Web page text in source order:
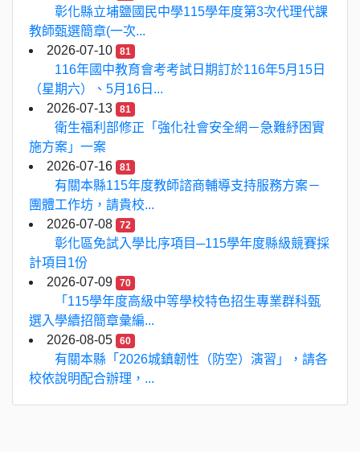
彰化縣立埔鹽國民中學115學年度第3次代理代課
教師甄選簡章(一次...
2026-07-10
81
116年國中教育會考考試日期訂於116年5月15日
（星期六）、5月16日...
2026-07-13
81
衛生福利部修正「強化社會安全網－急難紓困實
施方案」一案
2026-07-16
81
有關本縣115年度教師諮商輔導支持服務方案－
團體工作坊，請貴校...
2026-07-08
72
彰化區免試入學比序項目─115學年度縣級競賽採
計項目1份
2026-07-09
70
「115學年度高級中等學校特色招生專業群科甄
選入學續招簡章彙編...
2026-08-05
60
有關本縣「2026城鎮韌性（防空）演習」，請各
校依說明配合辦理，...